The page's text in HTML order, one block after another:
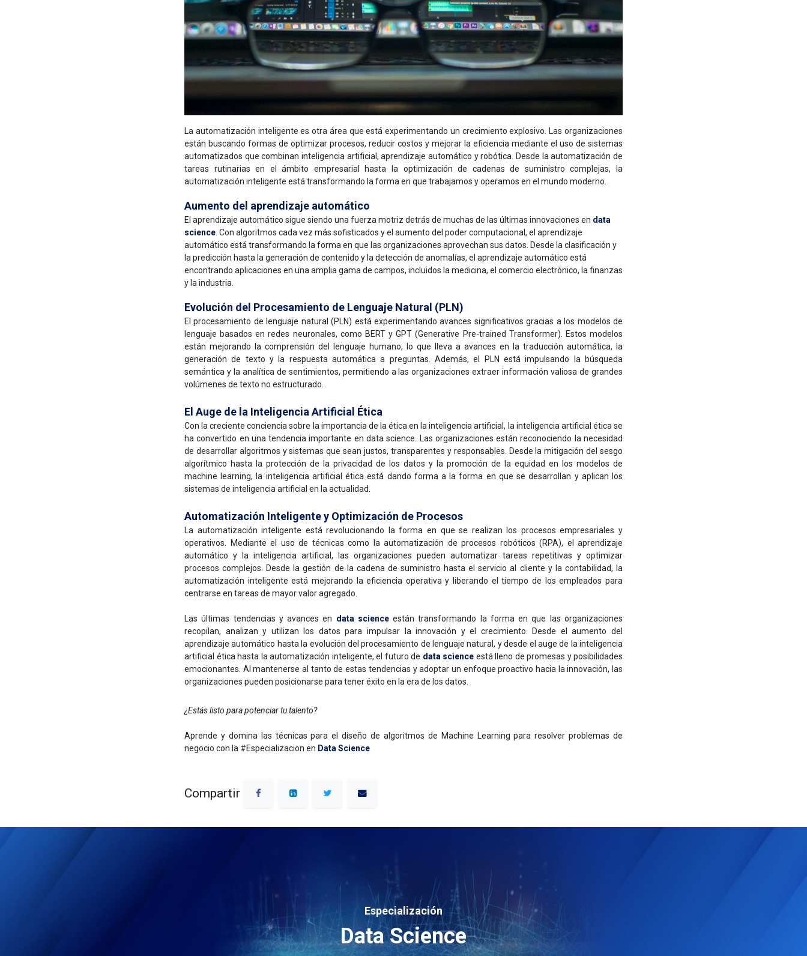
La automatización inteligente es otra área que está experimentando un crecimiento explosivo. Las organizaciones
están buscando formas de optimizar procesos, reducir costos y mejorar la eficiencia mediante el uso de sistemas
automatizados que combinan inteligencia artificial, aprendizaje automático y robótica. Desde la automatización de
tareas rutinarias en el ámbito empresarial hasta la optimización de cadenas de suministro complejas, la
automatización inteligente está transformando la forma en que trabajamos y operamos en el mundo moderno.
Aumento del aprendizaje automático
El aprendizaje automático sigue siendo una fuerza motriz detrás de muchas de las últimas innovaciones en data
science . Con algoritmos cada vez más sofisticados y el aumento del poder computacional, el aprendizaje
automático está transformando la forma en que las organizaciones aprovechan sus datos. Desde la clasificación y
la predicción hasta la generación de contenido y la detección de anomalías, el aprendizaje automático está
encontrando aplicaciones en una amplia gama de campos, incluidos la medicina, el comercio electrónico, la finanzas
y la industria.
Evolución del Procesamiento de Lenguaje Natural (PLN)
El procesamiento de lenguaje natural (PLN) está experimentando avances significativos gracias a los modelos de
lenguaje basados en redes neuronales, como BERT y GPT (Generative Pre-trained Transformer). Estos modelos
están mejorando la comprensión del lenguaje humano, lo que lleva a avances en la traducción automática, la
generación de texto y la respuesta automática a preguntas. Además, el PLN está impulsando la búsqueda
semántica y la analítica de sentimientos, permitiendo a las organizaciones extraer información valiosa de grandes
volúmenes de texto no estructurado.
El Auge de la Inteligencia Artificial Ética
Con la creciente conciencia sobre la importancia de la ética en la inteligencia artificial, la inteligencia artificial ética se
ha convertido en una tendencia importante en data science. Las organizaciones están reconociendo la necesidad
de desarrollar algoritmos y sistemas que sean justos, transparentes y responsables. Desde la mitigación del sesgo
algorítmico hasta la protección de la privacidad de los datos y la promoción de la equidad en los modelos de
machine learning, la inteligencia artificial ética está dando forma a la forma en que se desarrollan y aplican los
sistemas de inteligencia artificial en la actualidad.
Automatización Inteligente y Optimización de Procesos
La automatización inteligente está revolucionando la forma en que se realizan los procesos empresariales y
operativos. Mediante el uso de técnicas como la automatización de procesos robóticos (RPA), el aprendizaje
automático y la inteligencia artificial, las organizaciones pueden automatizar tareas repetitivas y optimizar
procesos complejos. Desde la gestión de la cadena de suministro hasta el servicio al cliente y la contabilidad, la
automatización inteligente está mejorando la eficiencia operativa y liberando el tiempo de los empleados para
centrarse en tareas de mayor valor agregado.
Las últimas tendencias y avances en data scienceestán transformando la forma en que las organizaciones
recopilan, analizan y utilizan los datos para impulsar la innovación y el crecimiento. Desde el aumento del
aprendizaje automático hasta la evolución del procesamiento de lenguaje natural, y desde el auge de la inteligencia
artificial ética hasta la automatización inteligente, el futuro de data science está lleno de promesas y posibilidades
emocionantes. Al mantenerse al tanto de estas tendencias y adoptar un enfoque proactivo hacia la innovación, las
organizaciones pueden posicionarse para tener éxito en la era de los datos.
¿Estás listo para potenciar tu talento?
Aprende y domina las técnicas para el diseño de algoritmos de Machine Learning para resolver problemas de
negocio con la #Especializacion en Data Science
Compartir
Especialización
Data Science